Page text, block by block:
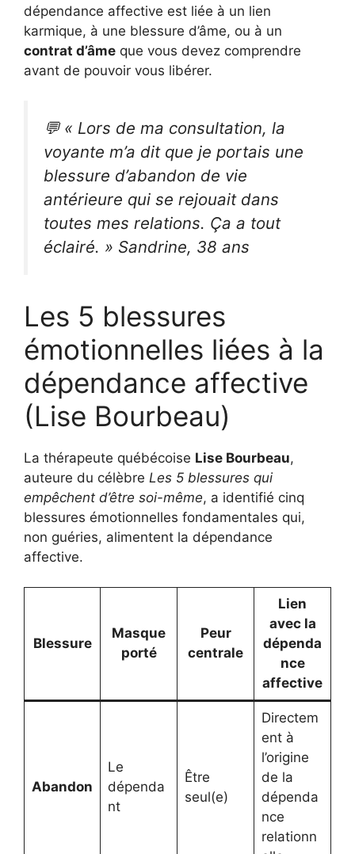
dépendance affective est liée à un lien
karmique, à une blessure d’âme, ou à un
contrat d’âme que vous devez comprendre
avant de pouvoir vous libérer.
💬 « Lors de ma consultation, la
voyante m’a dit que je portais une
blessure d’abandon de vie
antérieure qui se rejouait dans
toutes mes relations. Ça a tout
éclairé. » Sandrine, 38 ans
Les 5 blessures
émotionnelles liées à la
dépendance affective
(Lise Bourbeau)
La thérapeute québécoise Lise Bourbeau,
auteure du célèbre Les 5 blessures qui
empêchent d’être soi-même, a identifié cinq
blessures émotionnelles fondamentales qui,
non guéries, alimentent la dépendance
affective.
Blessure
Masque
porté
Peur
centrale
Lien
avec la
dépenda
nce
affective
Abandon
Le
dépenda
nt
Être
seul(e)
Directem
ent à
l’origine
de la
dépenda
nce
relationn